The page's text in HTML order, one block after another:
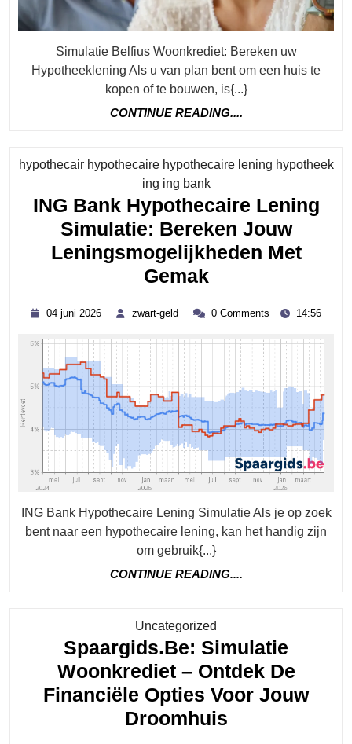
Simulatie Belfius Woonkrediet: Bereken uw
Hypotheeklening Als u van plan bent om een huis te
kopen of te bouwen, is{...}
CONTINUE READING....
hypothecair hypothecaire hypothecaire lening hypotheek
ing ing bankCategory
ING Bank Hypothecaire Lening
Simulatie: Bereken Jouw
Leningsmogelijkheden Met
GemakING
Hypothecaire
Lening
Simulatie:
Bereken
Jouw
Met
Gemak
04 juni 2026
2026
zwart-geld
zwart- 0 Comments 14:56
bent naar een hypothecaire lening, kan het handig zijn
om gebruik{...}
CONTINUE READING....
Uncategorized
Spaargids.be: Simulatie
Woonkrediet – Ontdek De
Financiële Opties Voor Jouw
Droomhuis